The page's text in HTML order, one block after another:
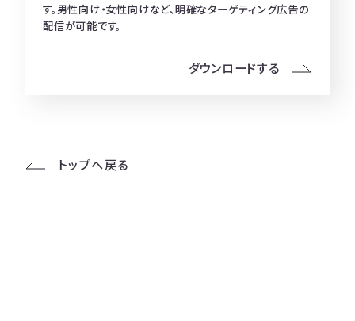
す。男性向け・女性向けなど、明確なターゲティング広告の
配信が可能です。
ダウンロードする
トップへ戻る